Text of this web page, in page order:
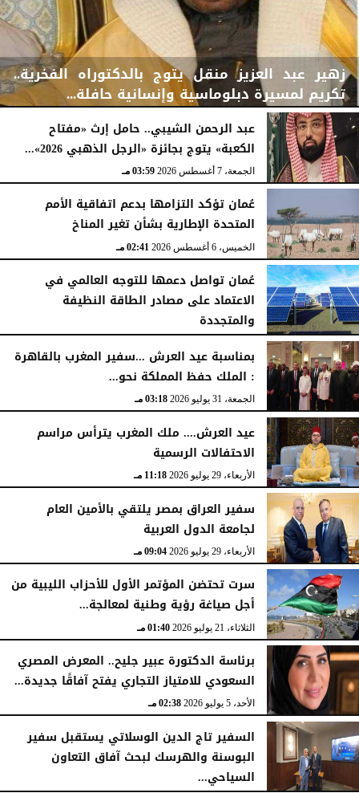
زهير عبد العزيز منقل يتوج بالدكتوراه الفخرية..
تكريم لمسيرة دبلوماسية وإنسانية حافلة...
الجمعة، 7 أغسطس 2026 04:08 مـ
عبد الرحمن الشيبي.. حامل إرث «مفتاح
الكعبة» يتوج بجائزة «الرجل الذهبي 2026»...
الجمعة، 7 أغسطس 2026 03:59 مـ
عُمان تؤكد التزامها بدعم اتفاقية الأمم
المتحدة الإطارية بشأن تغير المناخ
الخميس، 6 أغسطس 2026 02:41 مـ
عُمان تواصل دعمها للتوجه العالمي في
الاعتماد على مصادر الطاقة النظيفة
والمتجددة
الخميس، 6 أغسطس 2026
بمناسبة عيد العرش ...سفير المغرب بالقاهرة
: الملك حفظ المملكة نحو...
الجمعة، 31 يوليو 2026 03:18 مـ
عيد العرش.... ملك المغرب يترأس مراسم
الاحتفالات الرسمية
الأربعاء، 29 يوليو 2026 11:18 مـ
سفير العراق بمصر يلتقي بالأمين العام
لجامعة الدول العربية
الأربعاء، 29 يوليو 2026 09:04 مـ
سرت تحتضن المؤتمر الأول للأحزاب الليبية من
أجل صياغة رؤية وطنية لمعالجة...
الثلاثاء، 21 يوليو 2026 01:40 مـ
برئاسة الدكتورة عبير جليح.. المعرض المصري
السعودي للامتياز التجاري يفتح آفاقًا جديدة...
الأحد، 5 يوليو 2026 02:38 مـ
السفير تاج الدين الوسلاتي يستقبل سفير
البوسنة والهرسك لبحث آفاق التعاون
السياحي...